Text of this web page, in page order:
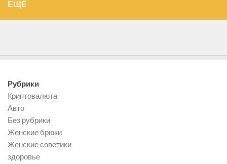
ЕЩЁ
Рубрики
Kриптовалюта
Авто
Без рубрики
Женские брюки
Женские советики
здоровье